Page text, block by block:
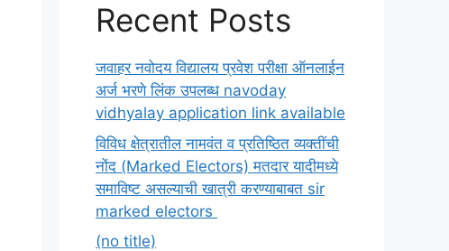
Recent Posts
जवाहर नवोदय विद्यालय प्रवेश परीक्षा ऑनलाईन
अर्ज भरणे लिंक उपलब्ध navoday
vidhyalay application link available
विविध क्षेत्रातील नामवंत व प्रतिष्ठित व्यक्तींची
नोंद (Marked Electors) मतदार यादीमध्ये
समाविष्ट असल्याची खात्री करण्याबाबत sir
marked electors
(no title)